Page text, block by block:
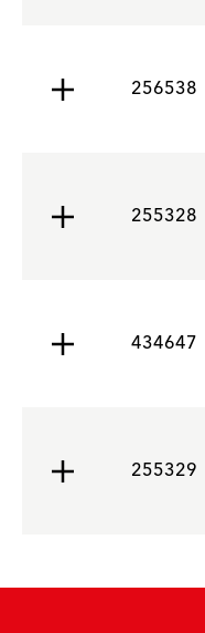
256538
255328
434647
255329